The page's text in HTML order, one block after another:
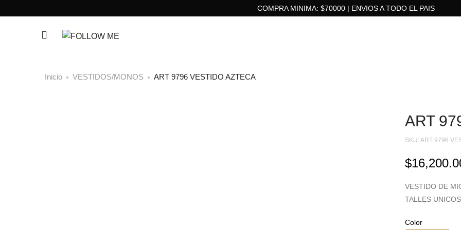
COMPRA MINIMA: $70000 | ENVIOS A TODO EL PAIS
Inicio VESTIDOS/MONOS ART 9796 VESTIDO AZTECA
ART
SKU: ART 9796
$
VESTIDO DE
TALLES UNICOS
Color